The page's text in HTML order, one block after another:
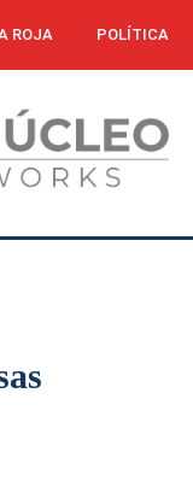
ROJA POLÍTICA